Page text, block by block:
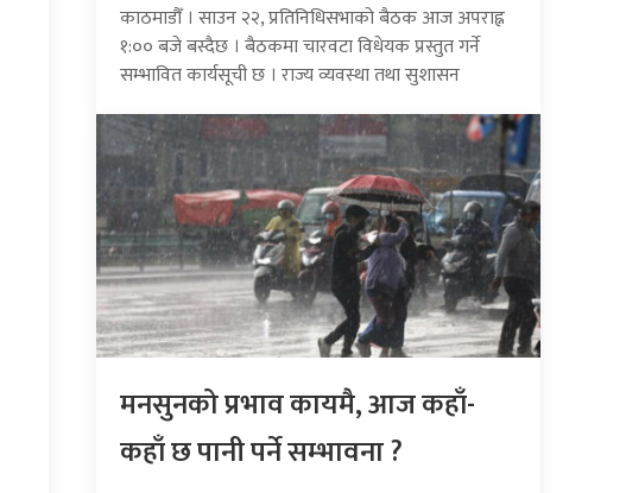
काठमाडौँ । साउन २२, प्रतिनिधिसभाको बैठक आज अपराह्न
१:०० बजे बस्दैछ । बैठकमा चारवटा विधेयक प्रस्तुत गर्ने
सम्भावित कार्यसूची छ । राज्य व्यवस्था तथा सुशासन
मनसुनको प्रभाव कायमै, आज कहाँ-
कहाँ छ पानी पर्ने सम्भावना ?